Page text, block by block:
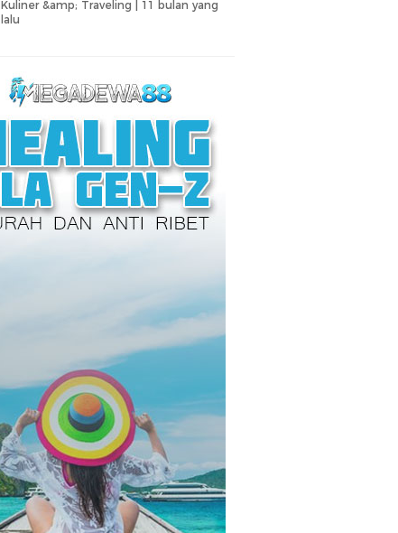
Kuliner &amp; Traveling | 11 bulan yang
lalu